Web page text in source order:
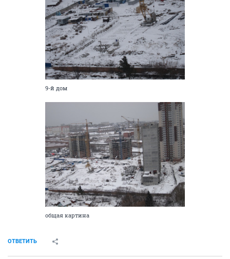
9-й дом
общая картина
ОТВЕТИТЬ